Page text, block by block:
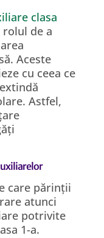
clasa
de a
Aceste
cu ceea ce
Astfel,
care părinții
atunci
potrivite
1-a.